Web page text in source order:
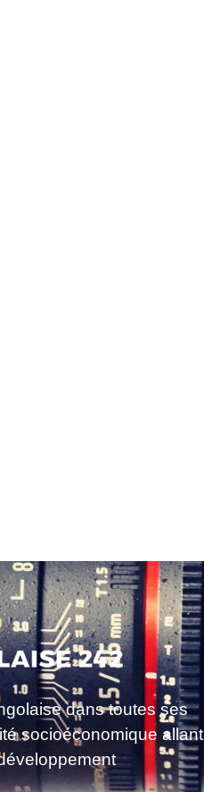
dans toutes ses
socioéconomique allant